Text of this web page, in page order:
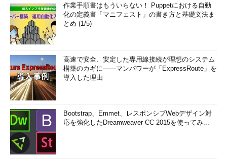
作業手順書はもういらない！ Puppetにおける自動
化の定義書「マニフェスト」の書き方と基礎文法ま
とめ (1/5)
高速で安全、安定した専用線接続が理想のシステム
構築のカギに――マンパワーが「ExpressRoute」を
導入した理由
Bootstrap、Emmet、レスポンシブWebデザイン対
応を強化したDreamweaver CC 2015を使ってみ...